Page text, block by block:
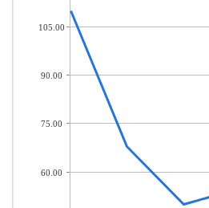
105.00
90.00
75.00
60.00